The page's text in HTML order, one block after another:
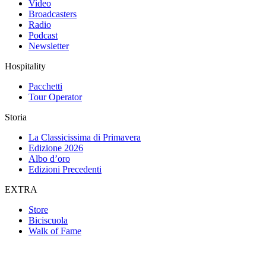
Video
Broadcasters
Radio
Podcast
Newsletter
Hospitality
Pacchetti
Tour Operator
Storia
La Classicissima di Primavera
Edizione 2026
Albo d’oro
Edizioni Precedenti
EXTRA
Store
Biciscuola
Walk of Fame